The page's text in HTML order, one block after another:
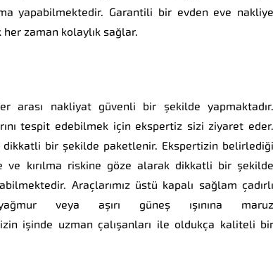
yapabilmektedir. Garantili bir evden eve nakliye
zaman kolaylık sağlar.
arası nakliyat güvenli bir şekilde
tespit edebilmek için ekspertiz sizi ziyaret eder.
dikkatli bir şekilde paketlenir. Ekspertizin belirlediği
kırılma riskine göze alarak dikkatli bir şekilde
Araçlarımız üstü kapalı sağlam çadırlı
veya aşırı güneş ışınına maruz
işinde uzman çalışanları ile oldukça kaliteli bir